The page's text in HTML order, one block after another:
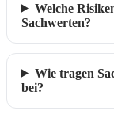
Welche
Sachwerten?
Wie tragen
bei?